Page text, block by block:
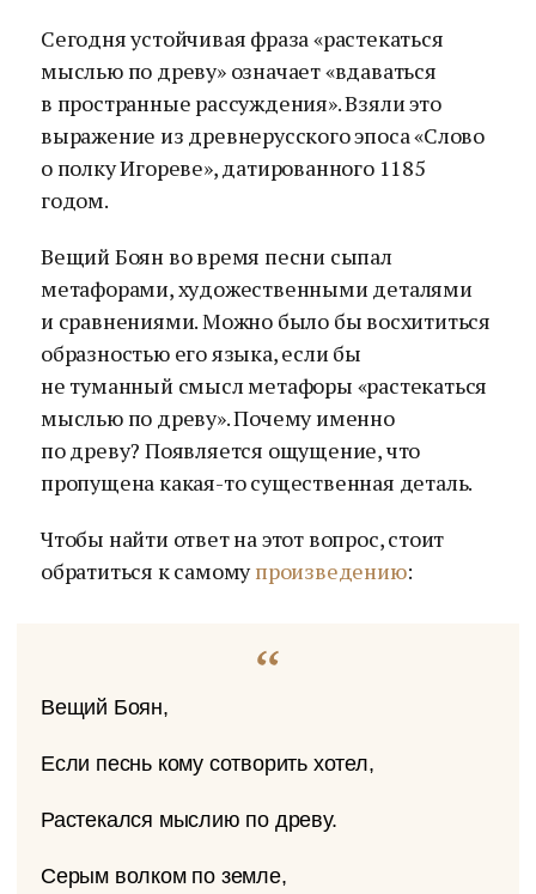
Сегодня устойчивая фраза «растекаться
мыслью по древу» означает «вдаваться
в пространные рассуждения». Взяли это
выражение из древнерусского эпоса «Слово
о полку Игореве», датированного 1185
годом.
Вещий Боян во время песни сыпал
метафорами, художественными деталями
и сравнениями. Можно было бы восхититься
образностью его языка, если бы
не туманный смысл метафоры «растекаться
мыслью по древу». Почему именно
по древу? Появляется ощущение, что
пропущена какая-то существенная деталь.
Чтобы найти ответ на этот вопрос, стоит
обратиться к самомупроизведению:
Вещий Боян,
Если песнь кому сотворить хотел,
Растекался мыслию по древу.
Серым волком по земле,